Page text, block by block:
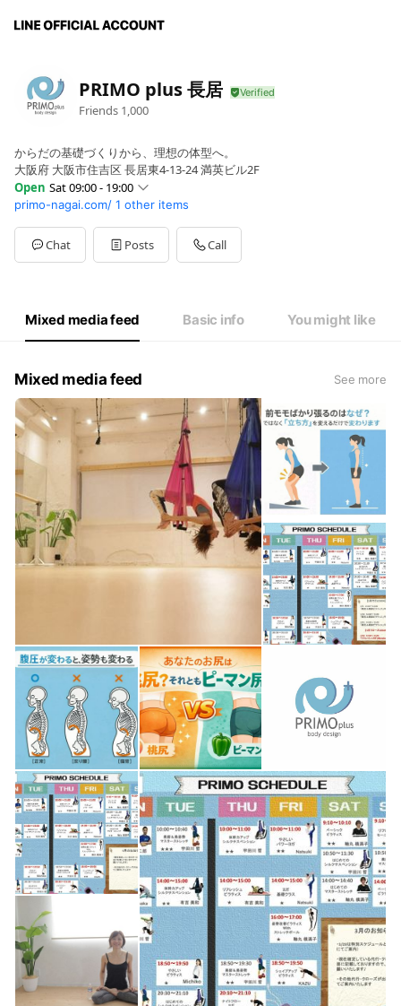
PRIMO plus 長居
Friends 1,000
からだの基礎づくりから、理想の体型へ。
大阪府 大阪市住吉区 長居東4-13-24 満英ビル2F
Open Sat 09:00 - 19:00
Sun10:00 - 21:30
Mon10:00 - 21:30
Tue10:00 - 21:30
WedClosed
09:00 - 19:00
10：00～21：30
primo-nagai.com/ 1 other items
Chat Posts Call
Mixed media feed Basic info You might like
Mixed media feed See more